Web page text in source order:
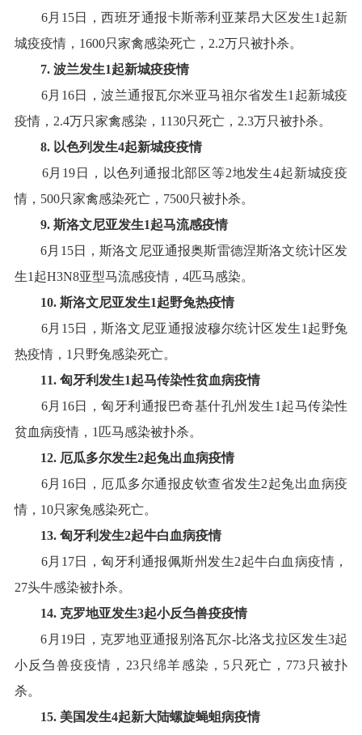
6月 15日，西班牙通报卡斯蒂利亚莱昂大区发生1 起新
城疫疫情， 1600只家禽感染死亡， 2.2万只被扑杀。
7. 波兰发生1起新城疫疫情
6月 16日，波兰通报瓦尔米亚马祖尔省发生1 起新城疫
疫情， 2.4万只家禽感染， 1130只死亡， 2.3万只被扑杀。
8. 以色列发生4起新城疫疫情
6月 19 日，以色列通报北部区等2地发生4起新城疫疫
情， 500只家禽感染死亡， 7500只被扑杀。
9. 斯洛文尼亚发生1起马流感疫情
6月 15日，斯洛文尼亚通报奥斯雷德涅斯洛文统计区发
生1 起H3N8亚型马流感疫情， 4匹马感染。
10. 斯洛文尼亚发生1起野兔热疫情
6月 15日，斯洛文尼亚通报波穆尔统计区发生1 起野兔
热疫情， 1 只野兔感染死亡。
11. 匈牙利发生1起马传染性贫血病疫情
6月 16日，匈牙利通报巴奇基什孔州发生1 起马传染性
贫血病疫情， 1 匹马感染被扑杀。
12. 厄瓜多尔发生2起兔出血病疫情
6月 16日，厄瓜多尔通报皮钦查省发生2起兔出血病疫
情， 10只家兔感染死亡。
13. 匈牙利发生2起牛白血病疫情
6月 17日，匈牙利通报佩斯州发生2起牛白血病疫情，
27头牛感染被扑杀。
14. 克罗地亚发生3起小反刍兽疫疫情
6 月 19日，克罗地亚通报别洛瓦尔-比洛戈拉区发生3起
小反刍兽疫疫情， 23只绵羊感染， 5 只死亡 ， 773 只被扑
杀。
15. 美国发生4起新大陆螺旋蝇蛆病疫情